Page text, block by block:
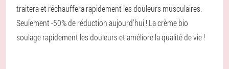
traitera et réchauffera rapidement les douleurs musculaires.
Seulement -50% de réduction aujourd'hui ! La crème bio
soulage rapidement les douleurs et améliore la qualité de vie !